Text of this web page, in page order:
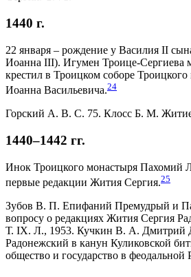
1440 г.
22 января – рождение у Василия II
Иоанна III). Игумен Троице-Сергиева
крестил в Троицком соборе
Иоанна Васильевича.24
Горский А. В. С. 75. Клосс Б. М.
1440–1442 гг.
Инок Троицкого монастыря Пахомий
первые редакции Жития Сергия.25
Зубов В. П. Епифаний Премудрый и
вопросу о редакциях Жития Сергия
Т. IX. Л., 1953. Кучкин В. А. Дмитрий
Радонежский в канун Куликовской
общество и государство в